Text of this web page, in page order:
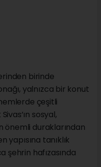
birinde
yalnızca bir konut
çeşitli
sosyal,
önemli duraklarından
yapısına tanıklık
şehrin hafızasında